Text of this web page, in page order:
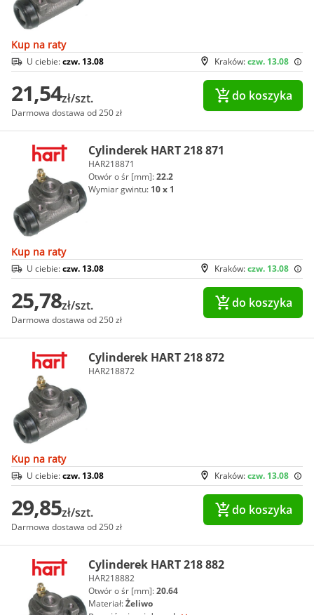
Kup na raty
Kraków:czw. 13.08
U ciebie:czw. 13.08
21,54zł/szt.
Darmowa dostawa od 250 zł
do koszyka
Cylinderek HART 218 871
HAR218871
Otwór o śr [mm]:22.2
Wymiar gwintu: 10 x 1
Kup na raty
Kraków:czw. 13.08
U ciebie:czw. 13.08
25,78zł/szt.
Darmowa dostawa od 250 zł
do koszyka
Cylinderek HART 218 872
HAR218872
Kup na raty
Kraków:czw. 13.08
U ciebie:czw. 13.08
29,85zł/szt.
Darmowa dostawa od 250 zł
do koszyka
Cylinderek HART 218 882
HAR218882
Otwór o śr [mm]:20.64
Materiał:Żeliwo